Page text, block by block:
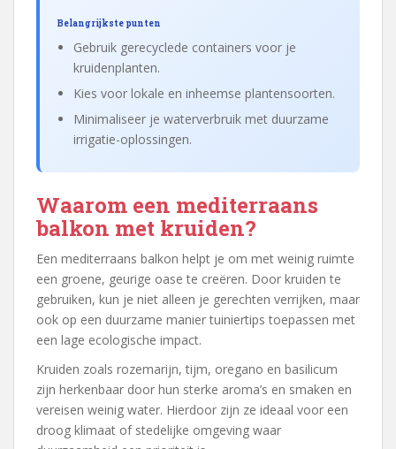
Belangrijkste punten
Gebruik gerecyclede containers voor je
kruidenplanten.
Kies voor lokale en inheemse plantensoorten.
Minimaliseer je waterverbruik met duurzame
irrigatie-oplossingen.
Waarom een mediterraans
balkon met kruiden?
Een mediterraans balkon helpt je om met weinig ruimte
een groene, geurige oase te creëren. Door kruiden te
gebruiken, kun je niet alleen je gerechten verrijken, maar
ook op een duurzame manier tuiniertips toepassen met
een lage ecologische impact.
Kruiden zoals rozemarijn, tijm, oregano en basilicum
zijn herkenbaar door hun sterke aroma’s en smaken en
vereisen weinig water. Hierdoor zijn ze ideaal voor een
droog klimaat of stedelijke omgeving waar